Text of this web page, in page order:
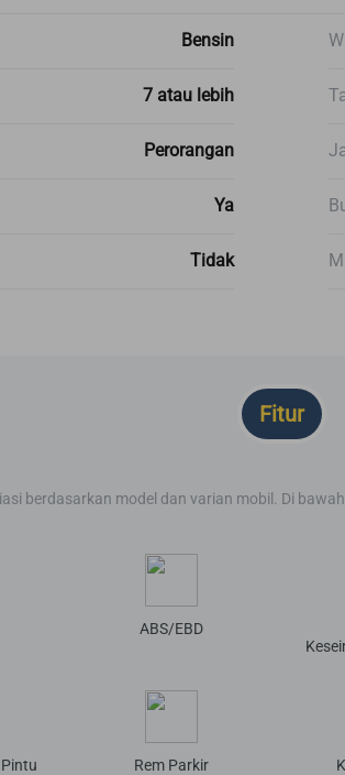
Bensin
7 atau lebih
Perorangan
Ya
Tidak
Fitur
berdasarkan model dan varian mobil. Di
ABS/EBD
Rem Parkir